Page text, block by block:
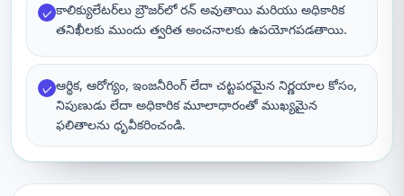
✓ కాలిక్యులేటర్‌లు బ్రౌజర్‌లో రన్ అవుతాయి మరియు అధికారిక
తనిఖీలకు ముందు త్వరిత అంచనాలకు ఉపయోగపడతాయి.
✓ ఆర్థిక, ఆరోగ్యం, ఇంజనీరింగ్ లేదా చట్టపరమైన నిర్ణయాల కోసం,
నిపుణుడు లేదా అధికారిక మూలాధారంతో ముఖ్యమైన
ఫలితాలను ధృవీకరించండి.